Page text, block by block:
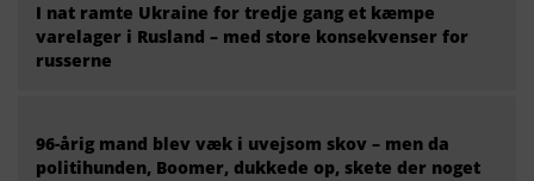
I nat ramte Ukraine for tredje gang et kæmpe
varelager i Rusland – med store konsekvenser for
russerne
96-årig mand blev væk i uvejsom skov – men da
politihunden, Boomer, dukkede op, skete der noget